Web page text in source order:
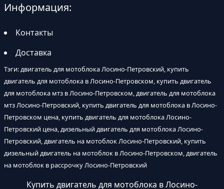
Информация:
Контакты
Доставка
Тэги: двигатель для мотоблока Лосино-Петровский, купить
двигатель для мотоблока в Лосино-Петровском, купить двигатель
для мотоблока мтз в Лосино-Петровском, двигатель для мотоблока
мтз Лосино-Петровский, купить двигатель для мотоблока в Лосино-
Петровском цена, купить двигатель для мотоблока Лосино-
Петровский цена, дизельный двигатель для мотоблока Лосино-
Петровский, двигатель на мотоблок Лосино-Петровский, купить
дизельный двигатель на мотоблок в Лосино-Петровском, двигатель
на мотоблок в рассрочку Лосино-Петровский
Купить двигатель для мотоблока в Лосино-